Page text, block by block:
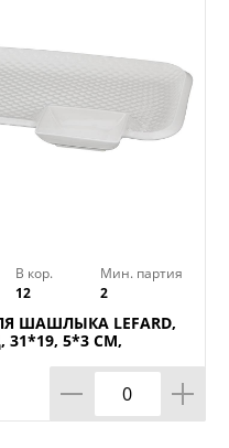
В кор.
12
Мин. партия
2
ШАШЛЫКА LEFARD,
5*3 СМ,